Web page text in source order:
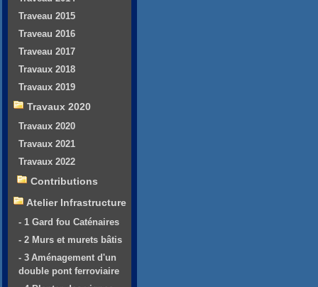
Traveau 2015
Traveau 2016
Traveau 2017
Travaux 2018
Travaux 2019
Travaux 2020
Travaux 2020
Travaux 2021
Travaux 2022
Contributions
Atelier Infrastructure
- 1 Gard fou Caténaires
- 2 Murs et murets bâtis
- 3 Aménagement d'un
double pont ferroviaire